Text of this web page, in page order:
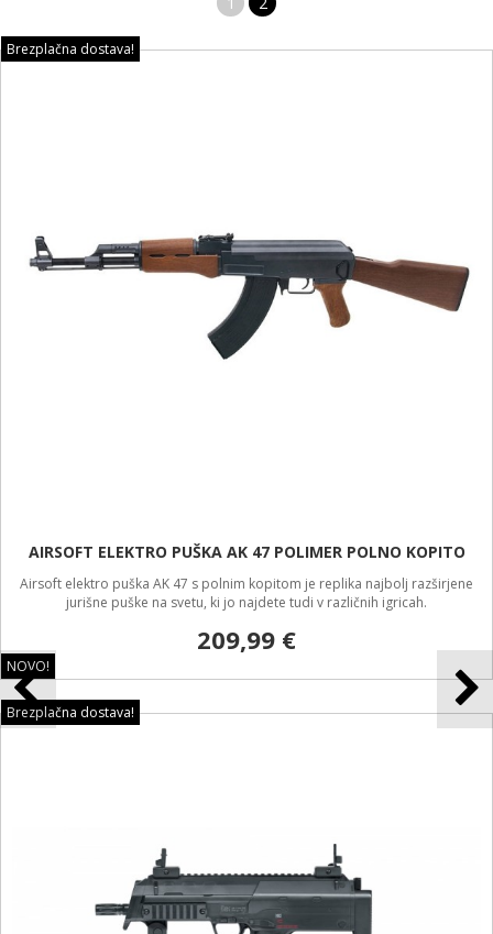
NOVO!
Brezplačna dostava!
AIRSOFT ELEKTRO PUŠKA AK 47 POLIMER POLNO KOPITO
Airsoft elektro puška AK 47 s polnim kopitom je replika najbolj razširjene
jurišne puške na svetu, ki jo najdete tudi v različnih igricah.
209,99 €
Brezplačna dostava!